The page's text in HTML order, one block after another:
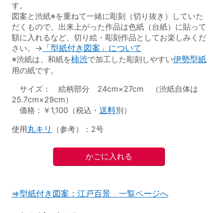
す。
図案と渋紙※を重ねて一緒に彫刻（切り抜き）していた
だくもので、出来上がった作品は色紙（台紙）に貼って
額に入れるなど、切り絵・彫刻作品としてお楽しみくだ
さい。→ 「型紙付き図案」について
※渋紙は、和紙を柿渋で加工した彫刻しやすい伊勢型紙
用の紙です。
サイズ： 絵柄部分 24cm×27cm （渋紙自体は
25.7cm×29cm）
価格：￥1,100（税込・ 送料別）
使用丸キリ （参考）：2号
⇒型紙付き図案：江戸百景 一覧ページへ